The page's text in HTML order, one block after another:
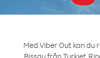
Med Viber Out kan du